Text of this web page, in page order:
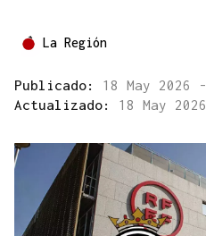
La Región
Publicado: 18 May 2026
Actualizado: 18 May